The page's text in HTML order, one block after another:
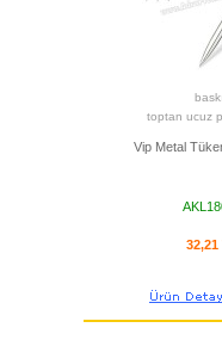
toptan ucuz
Vip Metal
32,21